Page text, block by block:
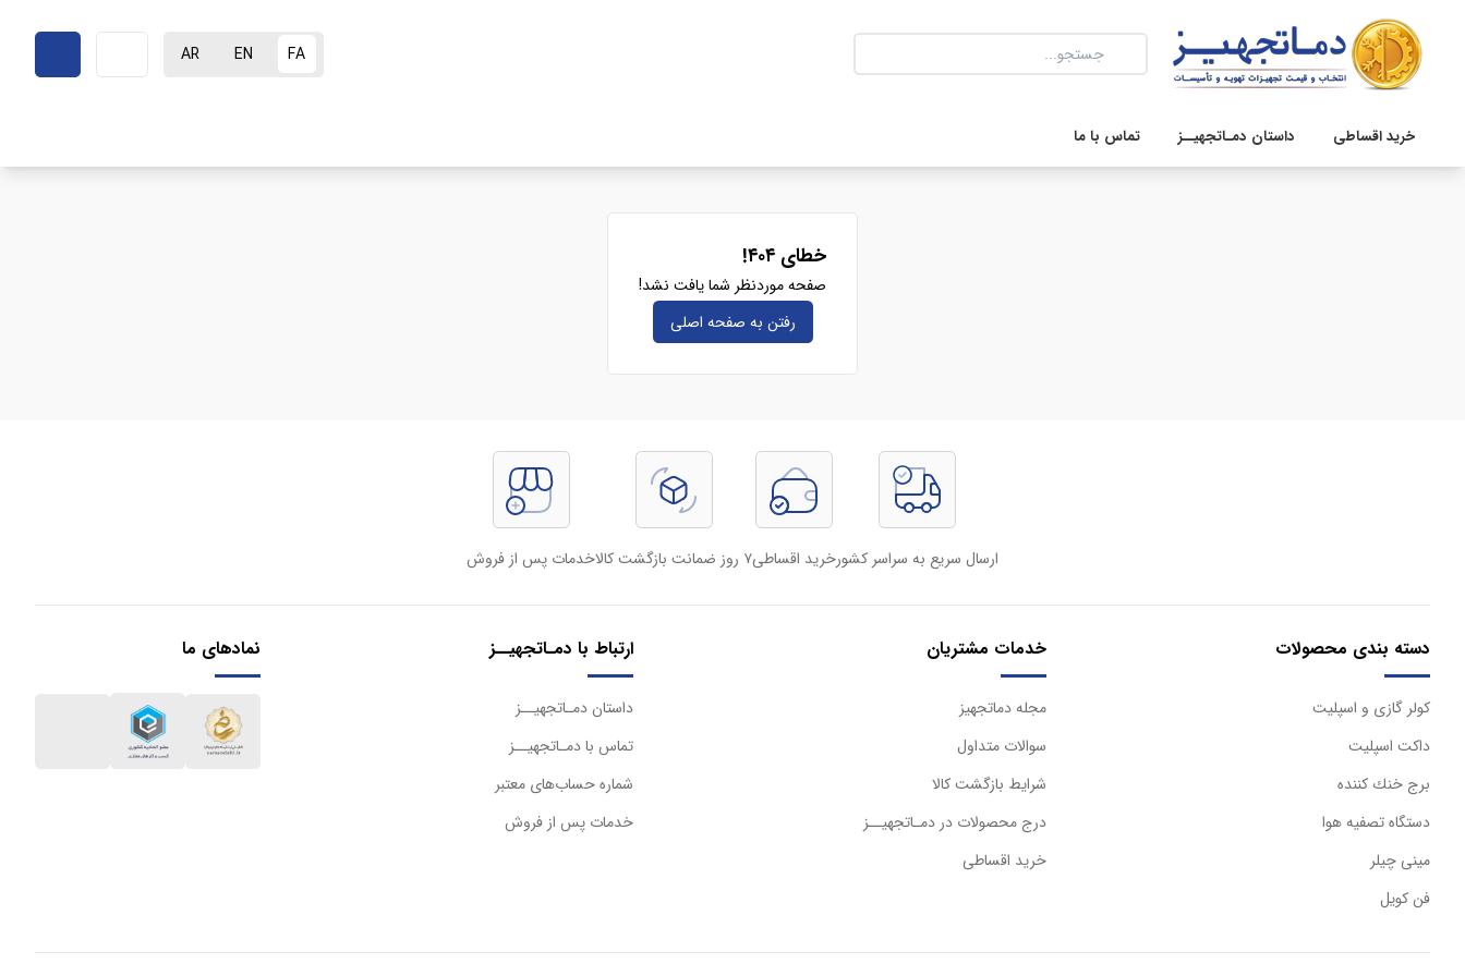
FA
EN
AR
خرید اقساطی داستان دمـاتجهیــز تماس با ما
خطای ۴۰۴!
صفحه موردنظر شما یافت نشد!
رفتن به صفحه‌ اصلی
ارسال سریع به سراسر کشورخرید اقساطی۷ روز ضمانت بازگشت کالا خدمات پس از فروش
دسته بندی محصولات
كولر گازی و اسپليت
داكت اسپليت
برج خنك كننده
دستگاه تصفيه هوا
مینی چیلر
فن کویل
خدمات مشتریان
مجله دماتجهیز
سوالات متداول
شرایط بازگشت کالا
درج محصولات در دمـاتجهیــز
خرید اقساطی
ارتباط با دمـاتجهیــز
داستان دمـاتجهیــز
تماس با دمـاتجهیــز
شماره حساب‌های معتبر
خدمات پس از فروش
نمادهای ما